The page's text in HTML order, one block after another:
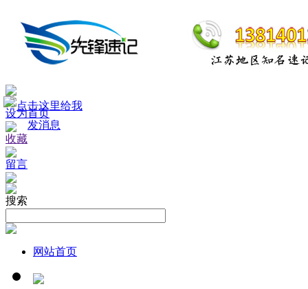
设为首页
收藏
留言
搜索
网站首页